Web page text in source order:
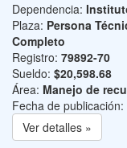
Dependencia:
Plaza: Persona
Completo
Registro: 79892-70
Sueldo: $20,598.68
Área: Manejo de
Fecha de publicación:
Ver detalles »